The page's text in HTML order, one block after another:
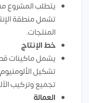
تشمل منطقة
المنتجات.
خط الإنتاج
يشمل ماكينات
تشكيل
تجميع وتركيب
العمالة